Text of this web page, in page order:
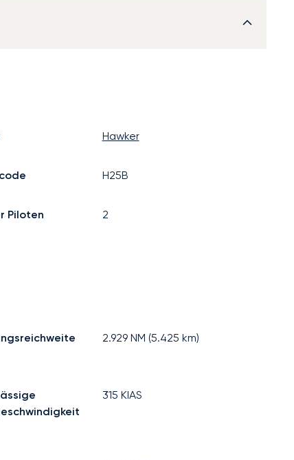
Hawker
H25B
Piloten 2
2.929NM (5.425 km)
315 KIAS